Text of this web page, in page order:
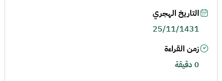
التاريخ الهجري
25/11/1431
زمن القراءة
0 دقيقة